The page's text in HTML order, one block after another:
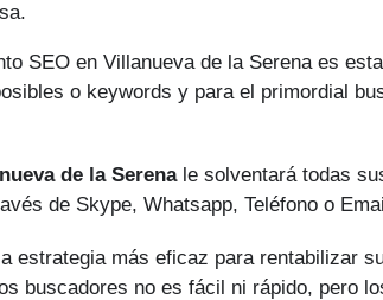
SEO en Villanueva de la Serena es
o keywords y para el primordial
de la Serenale solventará todas
de Skype, Whatsapp, Teléfono o
estrategia más eficaz para rentabilizar
buscadores no es fácil ni rápido, pero